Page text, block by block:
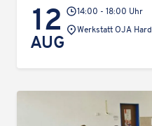
12
AUG
14:00 - 18:00 Uhr
Veranstaltungsort:
Werk­statt OJA Hard